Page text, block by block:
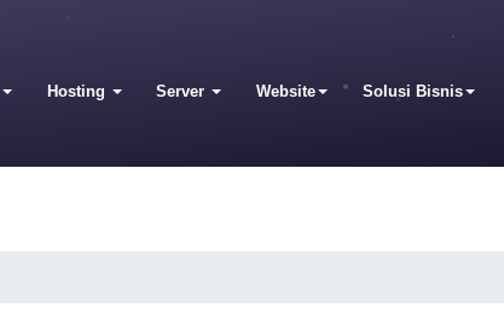
Hosting Server Website Solusi Bisnis